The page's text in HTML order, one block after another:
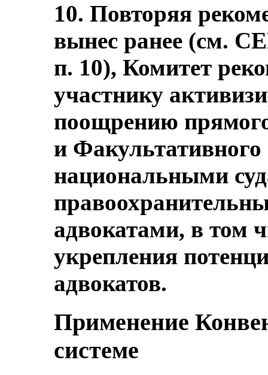
10. Повторяя
вынес ранее (см.
п. 10), Комитет
участнику
поощрению
и Факультативного
национальными
адвокатами, в том
укрепления
адвокатов.
Применение
системе